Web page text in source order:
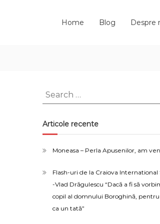
Home Blog Despre
Search
for:
Articole recente
Moneasa – Perla Apusenilor, am
Flash-uri de la Craiova International
-Vlad Drăgulescu “Dacă a fi să
copil al domnului Boroghină,
ca un tată”